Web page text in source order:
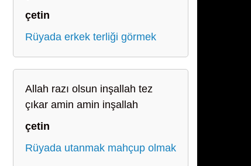
çetin
Rüyada erkek terliği görmek
Allah razı olsun inşallah tez
çıkar amin amin inşallah
çetin
Rüyada utanmak mahçup olmak